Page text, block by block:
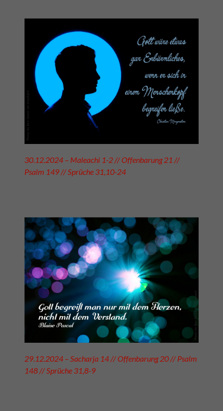
30.12.2024 – Maleachi 1-2 // Offenbarung 21 //
Psalm 149 // Sprüche 31,10-24
29.12.2024 – Sacharja 14 // Offenbarung 20 // Psalm
148 // Sprüche 31,8-9